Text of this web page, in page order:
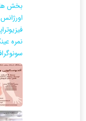
بخش
نمره